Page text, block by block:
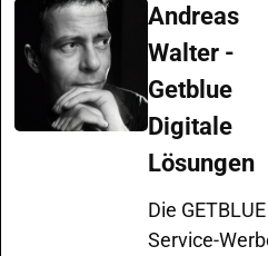
Andreas
Walter -
Getblue
Digitale
Lösungen
Die
Service-